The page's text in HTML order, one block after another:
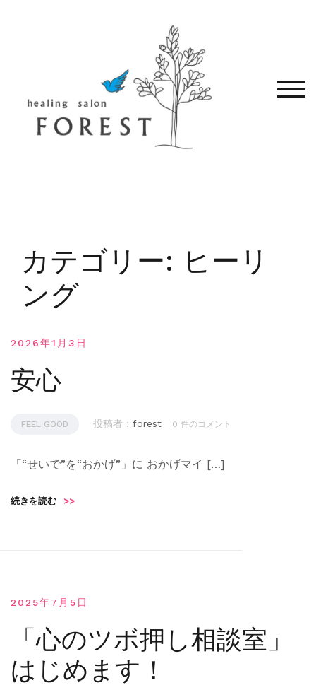
モバ
カテゴリー: ヒーリ
ング
2026年1月3日
安心
FEEL GOOD 投稿者 : forest 0 件のコメント
「“せいで”を“おかげ”」に おかげマイ […]
続きを読む >>
2025年7月5日
「心のツボ押し相談室」
はじめます！